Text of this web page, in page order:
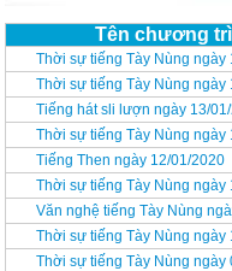
Tên chương
Thời sự tiếng Tày Nùng ngày
Thời sự tiếng Tày Nùng ngày
Tiếng hát sli lượn ngày 13/
Thời sự tiếng Tày Nùng ngày
Tiếng Then ngày 12/01/2020
Thời sự tiếng Tày Nùng ngày
Văn nghệ tiếng Tày Nùng
Thời sự tiếng Tày Nùng ngày
Thời sự tiếng Tày Nùng ngày